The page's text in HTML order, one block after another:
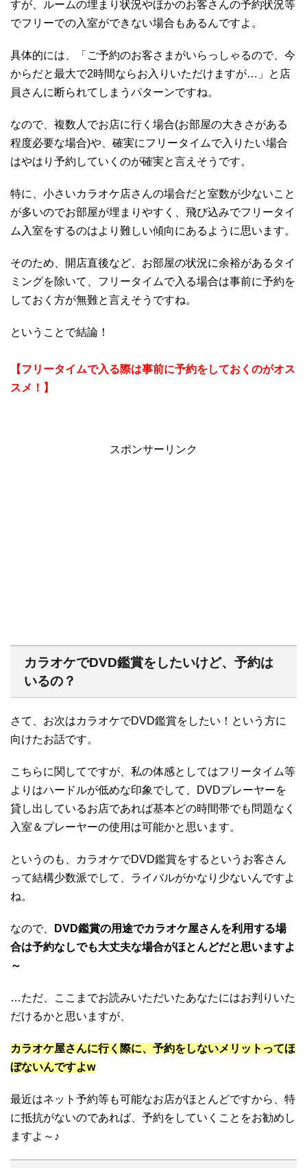
すが、ルームの埋まり状況やほかのお客さんの予約状況等
でフリーでの入室ができない場合もあるんですよ。
具体的には、「ご予約のお客さまがいらっしゃるので、今
からだと最大で2時間ならお入りいただけますが…」と店
員さんに断られてしまうパターンですね。
なので、複数人でお店に行く場合(お部屋の大きさがある
程度必要な場合)や、確実にフリータイムで入りたい場合
はやはり予約していくのが確実と言えそうです。
特に、小さいカラオケ店さんの場合だと室数が少ないこと
が多いのでお部屋が埋まりやすく、飛び込みでフリータイ
ム入室をするのはより難しい傾向にあるように思います。
そのため、開店直後など、お部屋の状況に余裕があるタイ
ミングを除いて、フリータイムで入る場合は事前に予約を
しておく方が無難と言えそうですね。
ということで結論！
【フリータイムで入る際は事前に予約をしておくのがオス
スメ！】
スポンサーリンク
カラオケでDVD鑑賞をしたいけど、予約は
いるの？
さて、お次はカラオケでDVD鑑賞をしたい！という方に
向けたお話です。
こちらに関してですが、私の体感としてはフリータイム等
よりはハードルが低めな印象でして、DVDプレーヤーを
貸し出しているお店であれば基本どの時間帯でも問題なく
入室＆プレーヤーの使用は可能かと思います。
というのも、カラオケでDVD鑑賞をするというお客さん
って結構少数派でして、ライバルがかなり少ないんですよ
ね。
なので、
DVD鑑賞の用途でカラオケ屋さんを利用する場
合は予約なしでも大丈夫な場合がほとんどだと思いますよ
～
…ただ、ここまでお読みいただいたあなたにはお判りいた
だけるかと思いますが、
カラオケ屋さんに行く際に、予約をしないメリットってほ
ぼないんですよw
最近はネット予約等も可能なお店がほとんどですから、特
に抵抗がないのであれば、予約をしていくことをお勧めし
ますよ～♪